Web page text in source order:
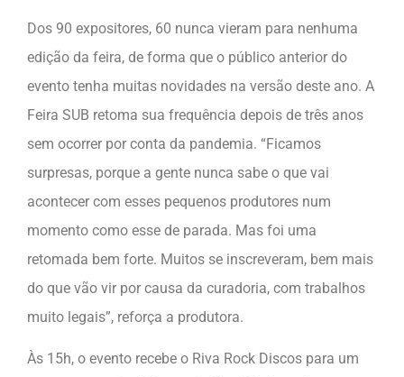
Dos 90 expositores, 60 nunca vieram para nenhuma
edição da feira, de forma que o público anterior do
evento tenha muitas novidades na versão deste ano. A
Feira SUB retoma sua frequência depois de três anos
sem ocorrer por conta da pandemia. “Ficamos
surpresas, porque a gente nunca sabe o que vai
acontecer com esses pequenos produtores num
momento como esse de parada. Mas foi uma
retomada bem forte. Muitos se inscreveram, bem mais
do que vão vir por causa da curadoria, com trabalhos
muito legais”, reforça a produtora.
Às 15h, o evento recebe o Riva Rock Discos para um